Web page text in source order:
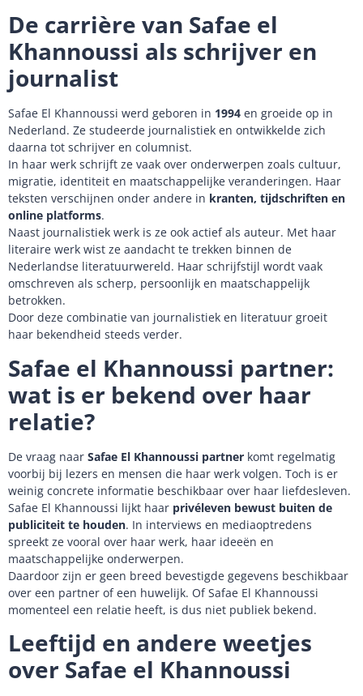
De carrière van Safae el
Khannoussi als schrijver en
journalist
Safae El Khannoussi werd geboren in 1994 en groeide op in
Nederland. Ze studeerde journalistiek en ontwikkelde zich
daarna tot schrijver en columnist.
In haar werk schrijft ze vaak over onderwerpen zoals cultuur,
migratie, identiteit en maatschappelijke veranderingen. Haar
teksten verschijnen onder andere in kranten, tijdschriften en
online platforms.
Naast journalistiek werk is ze ook actief als auteur. Met haar
literaire werk wist ze aandacht te trekken binnen de
Nederlandse literatuurwereld. Haar schrijfstijl wordt vaak
omschreven als scherp, persoonlijk en maatschappelijk
betrokken.
Door deze combinatie van journalistiek en literatuur groeit
haar bekendheid steeds verder.
Safae el Khannoussi partner:
wat is er bekend over haar
relatie?
De vraag naar Safae El Khannoussi partner komt regelmatig
voorbij bij lezers en mensen die haar werk volgen. Toch is er
weinig concrete informatie beschikbaar over haar liefdesleven.
Safae El Khannoussi lijkt haar privéleven bewust buiten de
publiciteit te houden. In interviews en mediaoptredens
spreekt ze vooral over haar werk, haar ideeën en
maatschappelijke onderwerpen.
Daardoor zijn er geen breed bevestigde gegevens beschikbaar
over een partner of een huwelijk. Of Safae El Khannoussi
momenteel een relatie heeft, is dus niet publiek bekend.
Leeftijd en andere weetjes
over Safae el Khannoussi